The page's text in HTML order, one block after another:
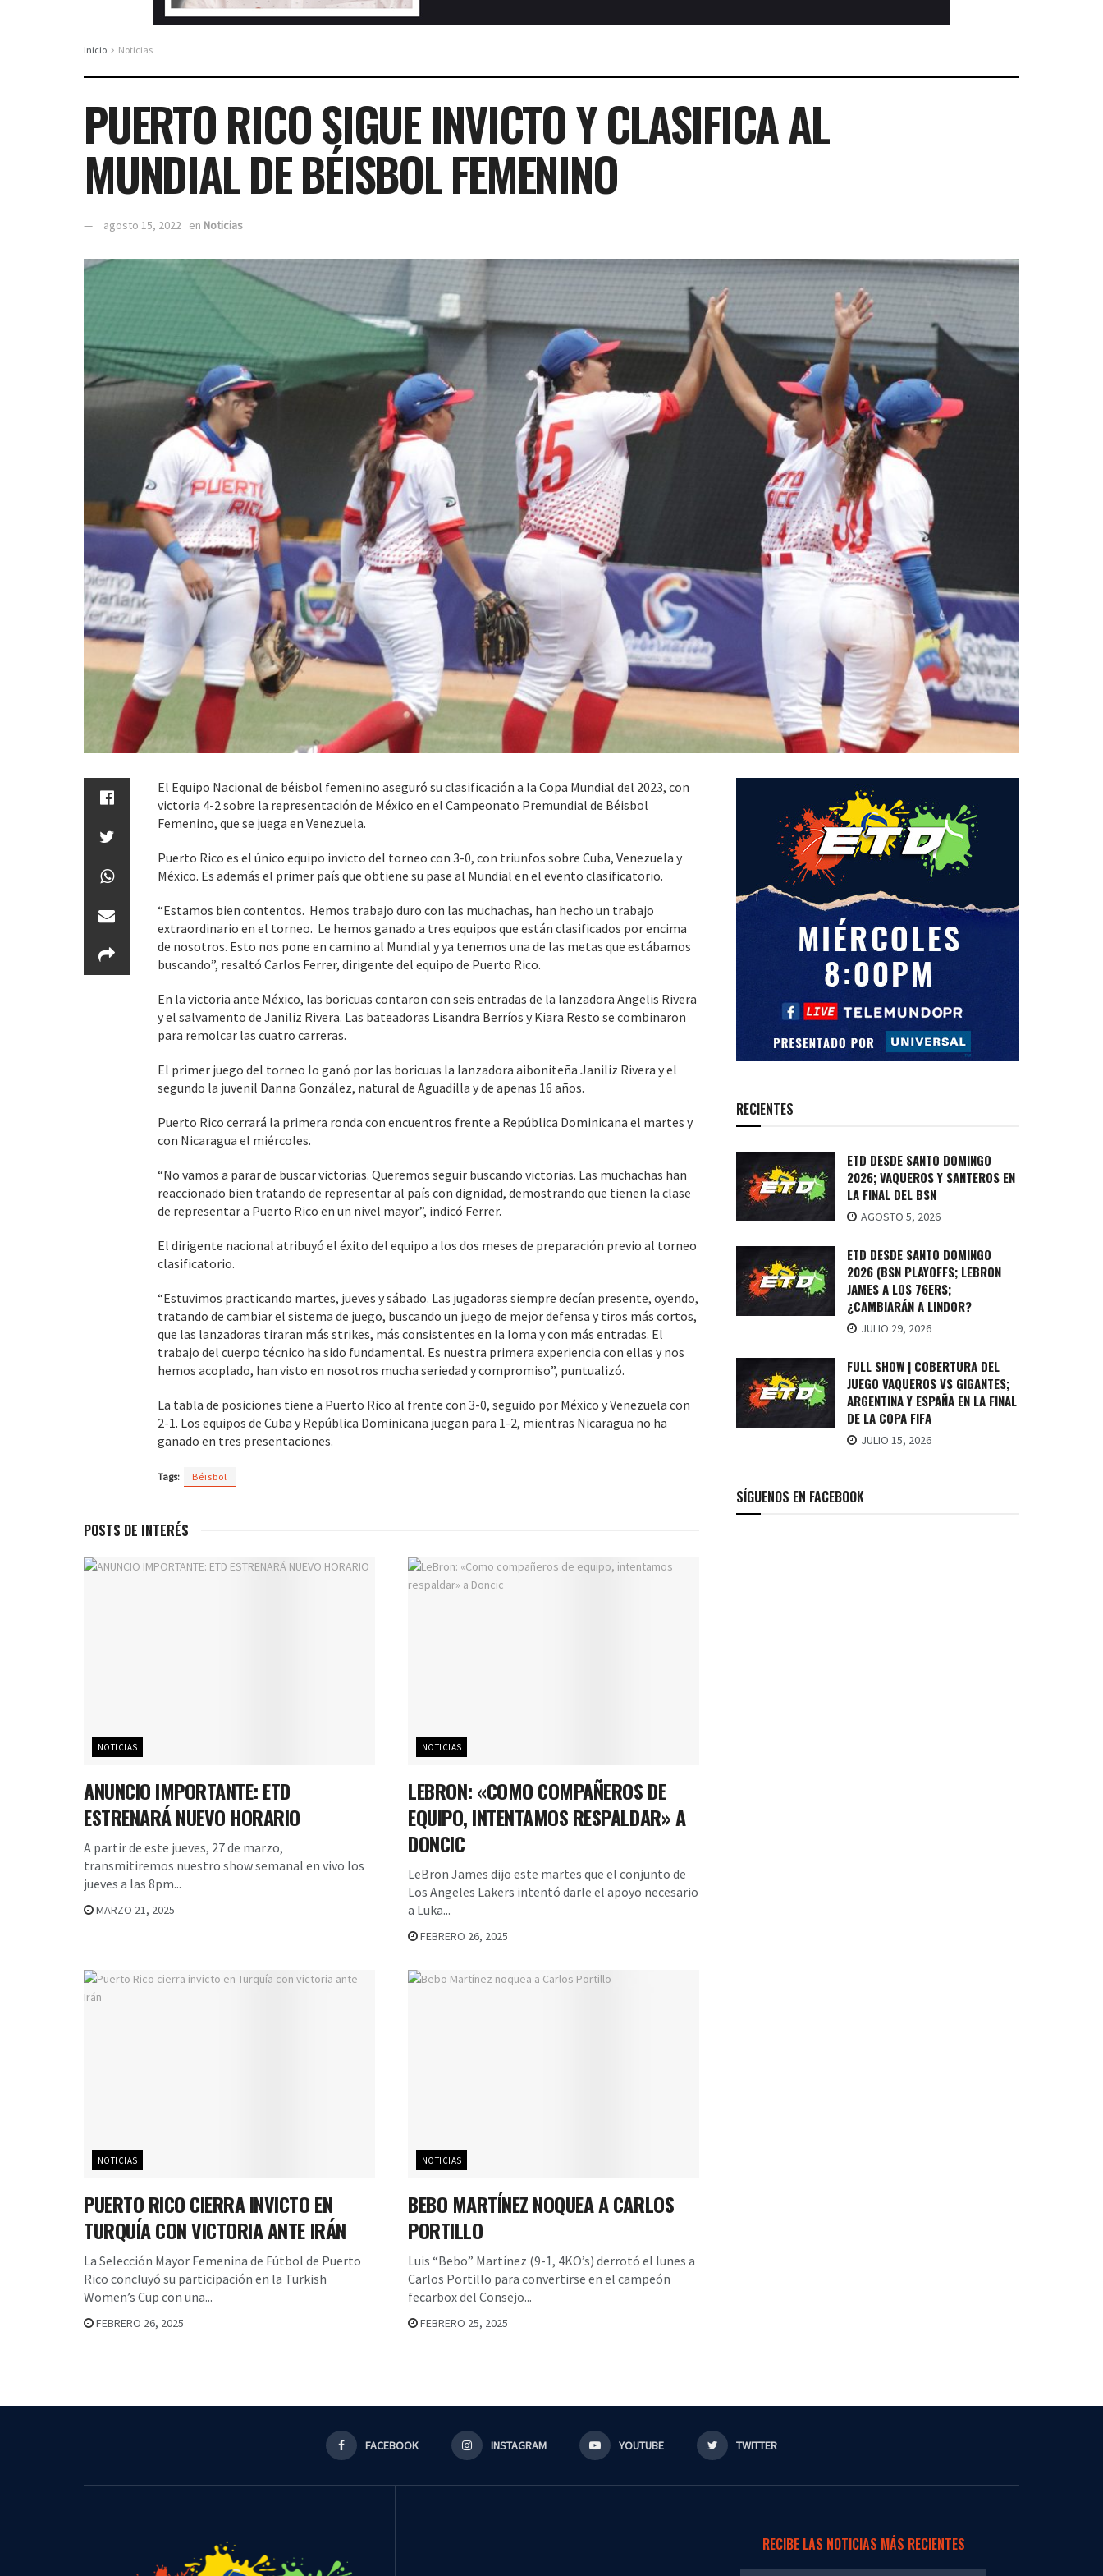
Inicio Noticias
PUERTO RICO SIGUE INVICTO Y CLASIFICA AL
MUNDIAL DE BÉISBOL FEMENINO
agosto 15, 2022 en Noticias
El Equipo Nacional de béisbol femenino aseguró su clasificación a la Copa Mundial del 2023, con
victoria 4-2 sobre la representación de México en el Campeonato Premundial de Béisbol
Femenino, que se juega en Venezuela.
Puerto Rico es el único equipo invicto del torneo con 3-0, con triunfos sobre Cuba, Venezuela y
México. Es además el primer país que obtiene su pase al Mundial en el evento clasificatorio.
“Estamos bien contentos. Hemos trabajo duro con las muchachas, han hecho un trabajo
extraordinario en el torneo. Le hemos ganado a tres equipos que están clasificados por encima
de nosotros. Esto nos pone en camino al Mundial y ya tenemos una de las metas que estábamos
buscando”, resaltó Carlos Ferrer, dirigente del equipo de Puerto Rico.
En la victoria ante México, las boricuas contaron con seis entradas de la lanzadora Angelis Rivera
y el salvamento de Janiliz Rivera. Las bateadoras Lisandra Berríos y Kiara Resto se combinaron
para remolcar las cuatro carreras.
El primer juego del torneo lo ganó por las boricuas la lanzadora aiboniteña Janiliz Rivera y el
segundo la juvenil Danna González, natural de Aguadilla y de apenas 16 años.
Puerto Rico cerrará la primera ronda con encuentros frente a República Dominicana el martes y
con Nicaragua el miércoles.
“No vamos a parar de buscar victorias. Queremos seguir buscando victorias. Las muchachas han
reaccionado bien tratando de representar al país con dignidad, demostrando que tienen la clase
de representar a Puerto Rico en un nivel mayor”, indicó Ferrer.
El dirigente nacional atribuyó el éxito del equipo a los dos meses de preparación previo al torneo
clasificatorio.
“Estuvimos practicando martes, jueves y sábado. Las jugadoras siempre decían presente, oyendo,
tratando de cambiar el sistema de juego, buscando un juego de mejor defensa y tiros más cortos,
que las lanzadoras tiraran más strikes, más consistentes en la loma y con más entradas. El
trabajo del cuerpo técnico ha sido fundamental. Es nuestra primera experiencia con ellas y nos
hemos acoplado, han visto en nosotros mucha seriedad y compromiso”, puntualizó.
La tabla de posiciones tiene a Puerto Rico al frente con 3-0, seguido por México y Venezuela con
2-1. Los equipos de Cuba y República Dominicana juegan para 1-2, mientras Nicaragua no ha
ganado en tres presentaciones.
Tags: Béisbol
POSTS DE INTERÉS
NOTICIAS
ANUNCIO IMPORTANTE: ETD
ESTRENARÁ NUEVO HORARIO
A partir de este jueves, 27 de marzo,
transmitiremos nuestro show semanal en vivo los
jueves a las 8pm...
MARZO 21, 2025
NOTICIAS
LEBRON: «COMO COMPAÑEROS DE
EQUIPO, INTENTAMOS RESPALDAR» A
DONCIC
LeBron James dijo este martes que el conjunto de
Los Angeles Lakers intentó darle el apoyo necesario
a Luka...
FEBRERO 26, 2025
NOTICIAS
PUERTO RICO CIERRA INVICTO EN
TURQUÍA CON VICTORIA ANTE IRÁN
La Selección Mayor Femenina de Fútbol de Puerto
Rico concluyó su participación en la Turkish
Women’s Cup con una...
FEBRERO 26, 2025
NOTICIAS
BEBO MARTÍNEZ NOQUEA A CARLOS
PORTILLO
Luis “Bebo” Martínez (9-1, 4KO’s) derrotó el lunes a
Carlos Portillo para convertirse en el campeón
fecarbox del Consejo...
FEBRERO 25, 2025
RECIENTES
ETD DESDE SANTO DOMINGO
2026; VAQUEROS Y SANTEROS EN
LA FINAL DEL BSN
AGOSTO 5, 2026
ETD DESDE SANTO DOMINGO
2026 (BSN PLAYOFFS; LEBRON
JAMES A LOS 76ERS;
¿CAMBIARÁN A LINDOR?
JULIO 29, 2026
FULL SHOW | COBERTURA DEL
JUEGO VAQUEROS VS GIGANTES;
ARGENTINA Y ESPAÑA EN LA FINAL
DE LA COPA FIFA
JULIO 15, 2026
SÍGUENOS EN FACEBOOK
FACEBOOK INSTAGRAM YOUTUBE TWITTER
RECIBE LAS NOTICIAS MÁS RECIENTES